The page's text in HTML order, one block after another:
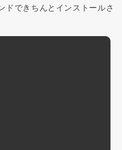
ドできちんとインストールさ